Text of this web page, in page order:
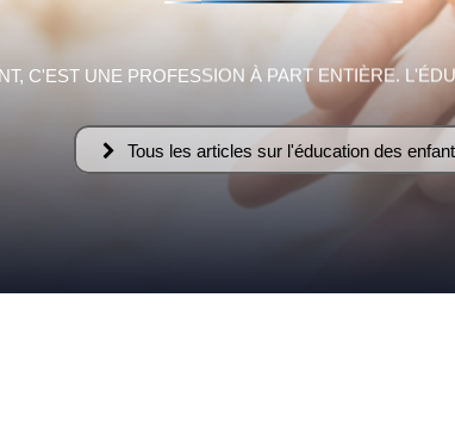
Fraternelle
C'EST UNE PROFESSION À PART ENTIÈRE.
Tous les articles sur l'éducation des